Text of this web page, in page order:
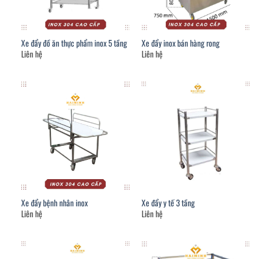
Xe đẩy đồ ăn thực phẩm inox 5 tầng
Liên hệ
Xe đẩy inox bán hàng rong
Liên hệ
Xe đẩy bệnh nhân inox
Liên hệ
Xe đẩy y tế 3 tầng
Liên hệ